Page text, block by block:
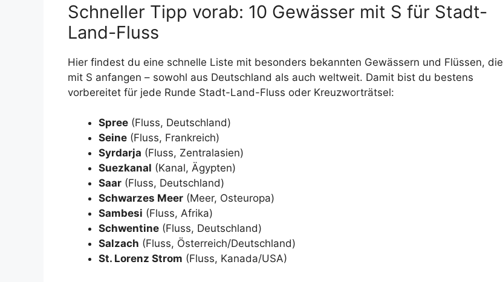
Schneller Tipp vorab: 10 Gewässer mit S für Stadt-
Land-Fluss
Hier findest du eine schnelle Liste mit besonders bekannten Gewässern und Flüssen, die
mit S anfangen – sowohl aus Deutschland als auch weltweit. Damit bist du bestens
vorbereitet für jede Runde Stadt-Land-Fluss oder Kreuzworträtsel:
Spree (Fluss, Deutschland)
Seine (Fluss, Frankreich)
Syrdarja (Fluss, Zentralasien)
Suezkanal (Kanal, Ägypten)
Saar (Fluss, Deutschland)
Schwarzes Meer (Meer, Osteuropa)
Sambesi (Fluss, Afrika)
Schwentine (Fluss, Deutschland)
Salzach (Fluss, Österreich/Deutschland)
St. Lorenz Strom (Fluss, Kanada/USA)